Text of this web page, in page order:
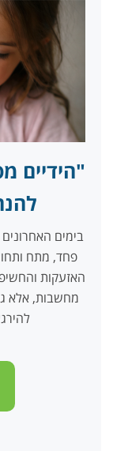
"הידיים
בימים האחרונים
פחד, מתח
האזעקות
מחשבות, אלא גם